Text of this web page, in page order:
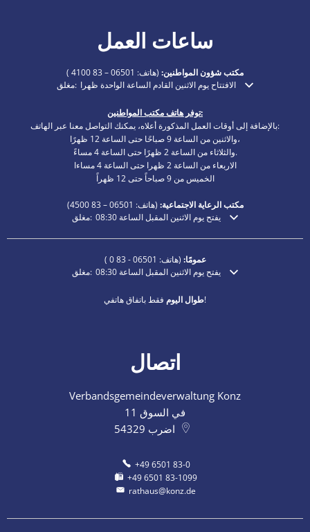
ساعات العمل
مكتب شؤون المواطنين: (هاتف:
)
انقر لإخفاء أوقات الفتح أو الإغلاق الإضافية
مغلق: الافتتاح يوم الاثنين القادم الساعة الواحدة ظهرا
توفر هاتف مكتب المواطنين:
بالإضافة إلى أوقات العمل المذكورة أعلاه، يمكنك التواصل معنا عبر الهاتف:
والاثنين من الساعة 9 صباحًا حتى الساعة 12 ظهرًا،
والثلاثاء من الساعة 2 ظهرًا حتى الساعة 4 مساءً.
الاربعاء من الساعة 2 ظهرا حتى الساعة 4 مساءا
الخميس من 9 صباحاً حتى 12 ظهراً
مكتب الرعاية الاجتماعية: (هاتف:
4500)
انقر لإخفاء أوقات الفتح أو الإغلاق الإضافية
مغلق: يفتح يوم الاثنين المقبل الساعة 08:30
عمومًا: (هاتف:
)
انقر لإخفاء أوقات الفتح أو الإغلاق الإضافية
مغلق: يفتح يوم الاثنين المقبل الساعة 08:30
طوال اليومفقط باتفاق هاتفي!
اتصال
Verbandsgemeindeverwaltung Konz
في السوق 11
54329 اضرب
+49 6501 83-0
+49 6501 83-1099
rathaus@konz.de